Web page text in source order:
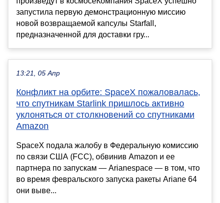
запустила первую демонстрационную миссию
новой возвращаемой капсулы Starfall,
предназначенной для доставки гру...
13:21, 05 Апр
Конфликт на орбите: SpaceX пожаловалась,
что спутникам Starlink пришлось активно
уклоняться от столкновений со спутниками
Amazon
SpaceX подала жалобу в Федеральную комиссию
по связи США (FCC), обвинив Amazon и ее
партнера по запускам — Arianespace — в том, что
во время февральского запуска ракеты Ariane 64
они выве...